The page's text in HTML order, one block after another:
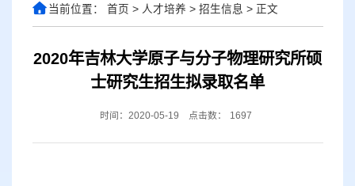
当前位置： 首页 > 人才培养 > 招生信息 > 正文
2020年吉林大学原子与分子物理研究所硕
士研究生招生拟录取名单
时间：2020-05-19 点击数： 1697